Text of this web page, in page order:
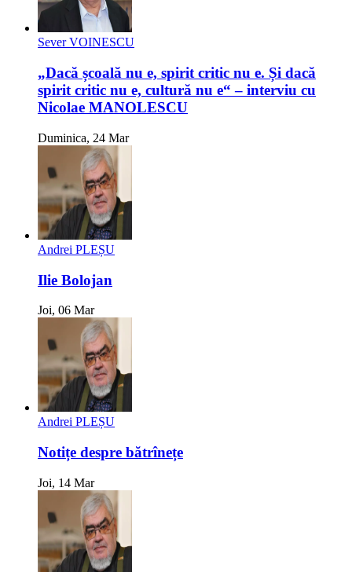
Sever VOINESCU
„Dacă școală nu e, spirit critic nu e. Și dacă
spirit critic nu e, cultură nu e“ – interviu cu
Nicolae MANOLESCU
Duminica, 24 Mar
Andrei PLEȘU
Ilie Bolojan
Joi, 06 Mar
Andrei PLEȘU
Notițe despre bătrînețe
Joi, 14 Mar